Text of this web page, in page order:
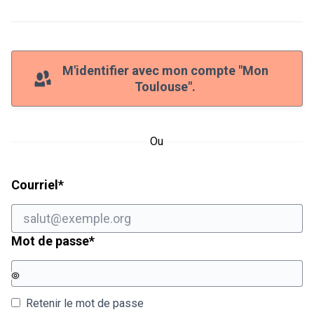
M'identifier avec mon compte "Mon
Toulouse".
Ou
Courriel *Champ obligatoire
Mot de passe*Champ obligatoire
Retenir le mot de passe